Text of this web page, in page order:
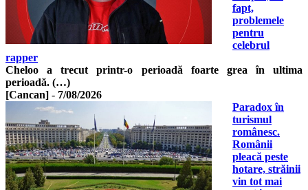
fapt,
problemele
pentru
celebrul
rapper
Cheloo a trecut printr-o perioadă foarte grea în ultima
perioadă. (…)
[Cancan] - 7/08/2026
Paradox în
turismul
românesc.
Românii
pleacă peste
hotare, străinii
vin tot mai